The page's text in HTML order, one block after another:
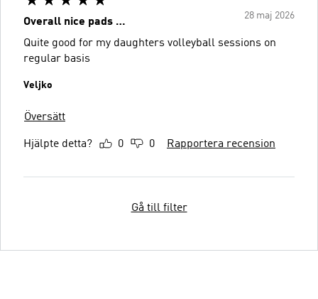
28 maj 2026
Overall nice pads …
Quite good for my daughters volleyball sessions on
regular basis
Veljko
Översätt
Hjälpte detta? 0 0 Rapportera recension
Gå till filter